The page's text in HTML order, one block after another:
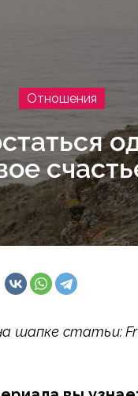
Отношения
шапке статьи: